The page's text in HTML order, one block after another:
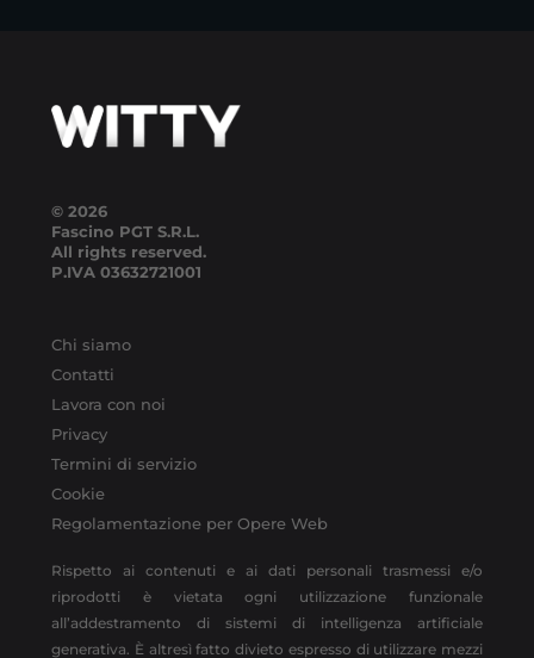
© 2026
Fascino PGT S.R.L.
All rights reserved.
P.IVA 03632721001
Chi siamo
Contatti
Lavora con noi
Privacy
Termini di servizio
Cookie
Regolamentazione per Opere Web
Rispetto ai contenuti e ai dati personali trasmessi e/o
riprodotti è vietata ogni utilizzazione funzionale
all’addestramento di sistemi di intelligenza artificiale
generativa. È altresì fatto divieto espresso di utilizzare mezzi